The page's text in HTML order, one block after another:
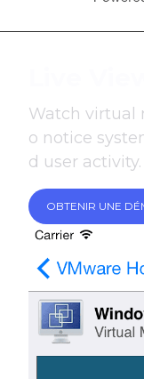
Watch virtual
o notice
d user activity.
OBTENIR UNE